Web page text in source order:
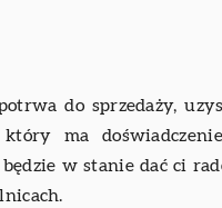
do sprzedaży,
który ma
w stanie dać ci